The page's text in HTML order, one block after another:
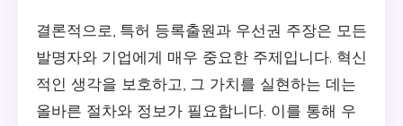
결론적으로, 특허 등록출원과 우선권 주장은 모든
발명자와 기업에게 매우 중요한 주제입니다. 혁신
적인 생각을 보호하고, 그 가치를 실현하는 데는
올바른 절차와 정보가 필요합니다. 이를 통해 우